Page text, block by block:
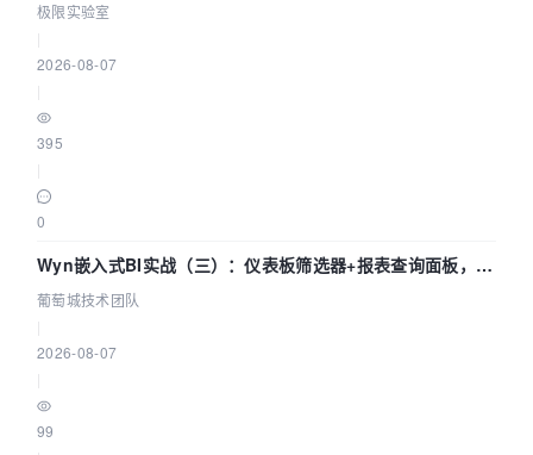
极限实验室
2026-08-07
395
0
Wyn嵌入式BI实战（三）：仪表板筛选器+报表查询面板，参
数联动全闭环
葡萄城技术团队
2026-08-07
99